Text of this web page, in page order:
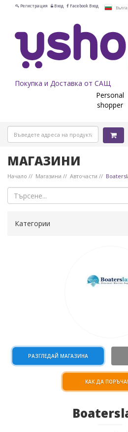
Регистрация Вход Facebook Вход
Покупка и Доставка от САЩ
Personal
shopper
МАГАЗИНИ
Начало Магазини Авточасти
Категории
РАЗГЛЕДАЙ МАГАЗИНА
КАК ДА